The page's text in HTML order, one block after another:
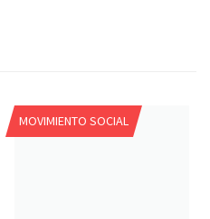
MOVIMIENTO SOCIAL